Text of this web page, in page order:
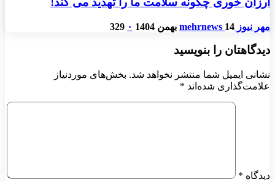
مهر نیوز mehrnews 14 بهمن 1404 ۰ 329
دیدگاهتان را بنویسید
نشانی ایمیل شما منتشر نخواهد شد. بخش‌های موردنیاز
علامت‌گذاری شده‌اند *
دیدگاه *